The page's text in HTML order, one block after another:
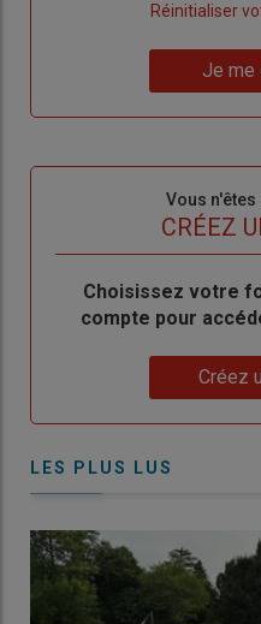
de
Réinitialiser
me
Je me
Vous n'êtes
CRÉEZ
BodyChoisissez votre
compte pour
Créez
LES PLUS LUS